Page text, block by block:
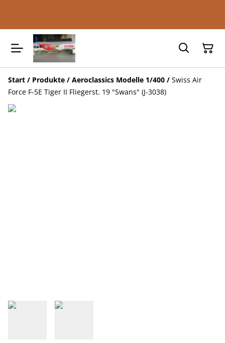
Start / Produkte / Aeroclassics Modelle 1/400 / Swiss Air
Force F-5E Tiger II Fliegerst. 19 "Swans" (J-3038)